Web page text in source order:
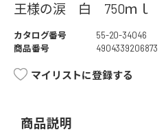
王様の涙 白 750ｍｌ
カタログ番号
55-20-34046
商品番号
4904339206873
マイリストに登録する
商品説明